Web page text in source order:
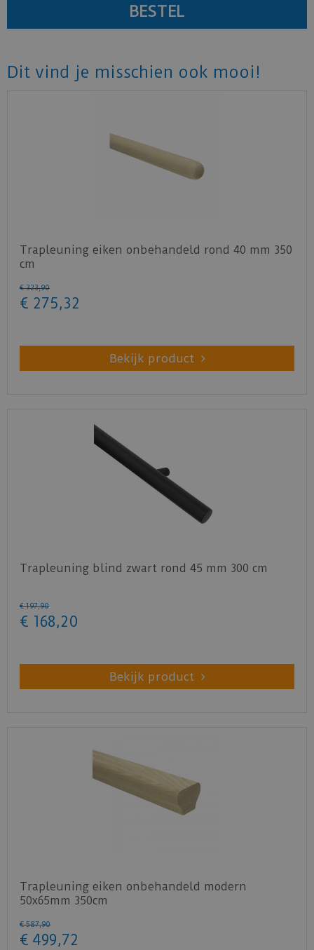
Dit vind je misschien ook mooi!
Trapleuning eiken onbehandeld rond 40 mm 350
cm
€ 323,90
€ 275,32
Bekijk product
Trapleuning blind zwart rond 45 mm 300 cm
€ 197,90
€ 168,20
Bekijk product
Trapleuning eiken onbehandeld modern
50x65mm 350cm
€ 587,90
€ 499,72